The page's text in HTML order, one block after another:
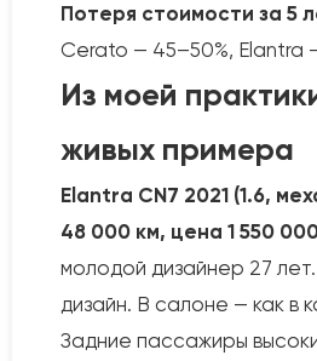
Потеря стоимости за 5
Cerato — 45–50%, Elantra
Из моей
живых примера
Elantra CN7 2021 (1.6,
48 000 км, цена 1 550
молодой дизайнер 27
дизайн. В салоне — как в
Задние пассажиры